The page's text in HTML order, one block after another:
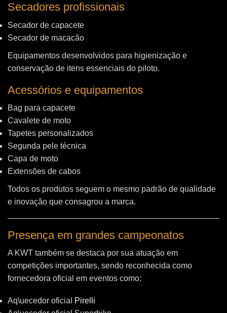
Secadores profissionais
Secador de capacete
Secador de macacão
Equipamentos desenvolvidos para higienização e
conservação de itens essenciais do piloto.
Acessórios e equipamentos
Bag para capacete
Cavalete de moto
Tapetes personalizados
Segunda pele técnica
Capa de moto
Extensões de cabos
Todos os produtos seguem o mesmo padrão de qualidade
e inovação que consagrou a marca.
Presença em grandes campeonatos
A KWT também se destaca por sua atuação em
competições importantes, sendo reconhecida como
fornecedora oficial em eventos como:
Aq\uecedor oficial
Pirelli